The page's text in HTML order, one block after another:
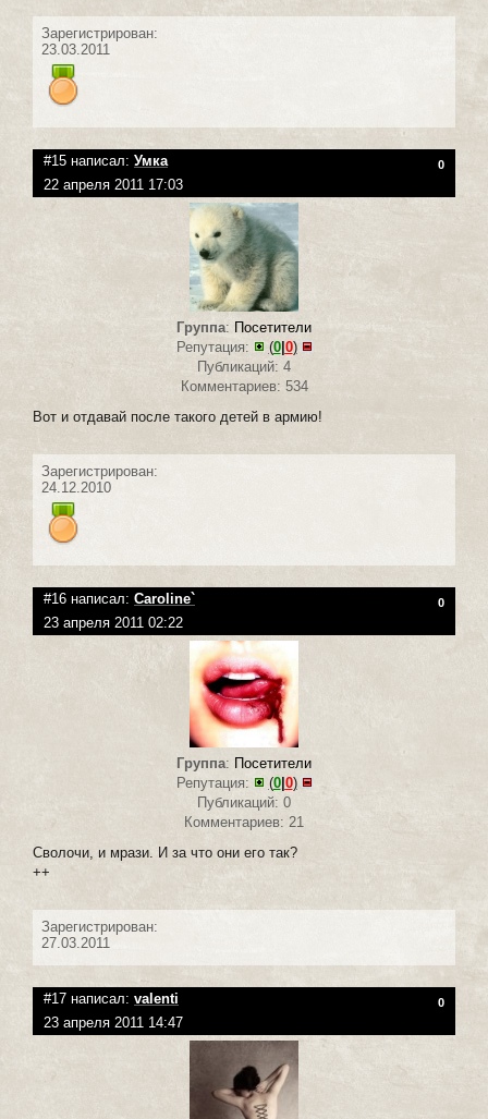
Зарегистрирован:
23.03.2011
#15 написал: Умка 0
22 апреля 2011 17:03
Группа: Посетители
Репутация:
(0| 0)
Публикаций: 4
Комментариев: 534
Вот и отдавай после такого детей в армию!
Зарегистрирован:
24.12.2010
#16 написал: Caroline` 0
23 апреля 2011 02:22
Группа: Посетители
Репутация:
(0| 0)
Публикаций: 0
Комментариев: 21
Сволочи, и мрази. И за что они его так?
++
Зарегистрирован:
27.03.2011
#17 написал: valenti 0
23 апреля 2011 14:47